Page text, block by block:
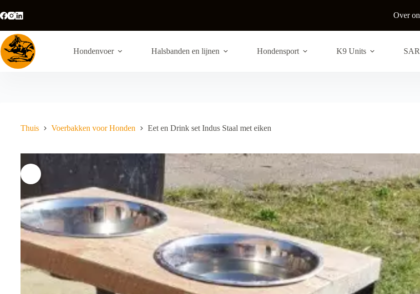
naar
de
inhoud
Over
Hondenvoer Halsbanden en lijnen Hondensport K9 Units SAR
Thuis Voerbakken voor Honden Eet en Drink set Indus Staal met eiken